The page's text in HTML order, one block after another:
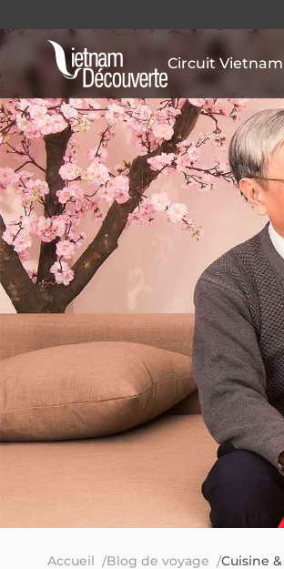
Circuit Vietnam
Accueil Blog de voyage Cuisine